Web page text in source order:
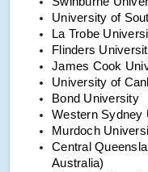
University of
La Trobe
Flinders
James Cook
University of
Bond University
Western Sydney
Murdoch
Central
Australia)